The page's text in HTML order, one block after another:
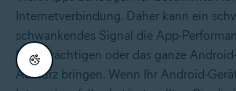
Internetverbindung. Daher kann ein
schwankendes Signal die App-
beeinträchtigen oder das ganze
Absturz bringen. Wenn Ihr Android-